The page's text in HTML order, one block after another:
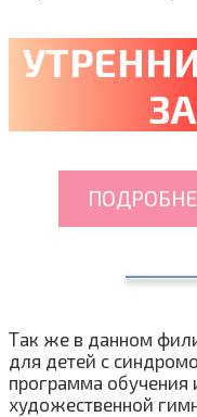
Так же в данном
для детей с
программа обучения
художественной